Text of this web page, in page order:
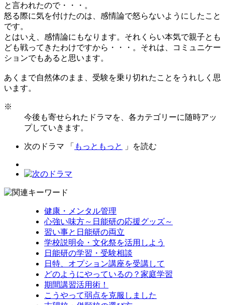
と言われたので・・・。
怒る際に気を付けたのは、感情論で怒らないようにしたこと
です。
とはいえ、感情論にもなります。それくらい本気で親子とも
ども戦ってきたわけですから・・・。それは、コミュニケー
ションでもあると思います。
あくまで自然体のまま、受験を乗り切れたことをうれしく思
います。
※
今後も寄せられたドラマを、各カテゴリーに随時アッ
プしていきます。
次のドラマ 「 もっともっと 」を読む
健康・メンタル管理
心強い味方～日能研の応援グッズ～
習い事と日能研の両立
学校説明会・文化祭を活用しよう
日能研の学習・受験相談
日特、オプション講座を受講して
どのようにやっているの？家庭学習
期間講習活用術！
こうやって弱点を克服しました